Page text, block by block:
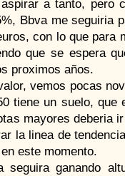
a tanto, pero
Bbva me seguiria
con lo que para
que se espera
proximos años.
vemos pocas
tiene un suelo, que
mayores deberia
la linea de
este momento.
seguira ganando